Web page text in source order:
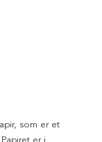
som er et
er i